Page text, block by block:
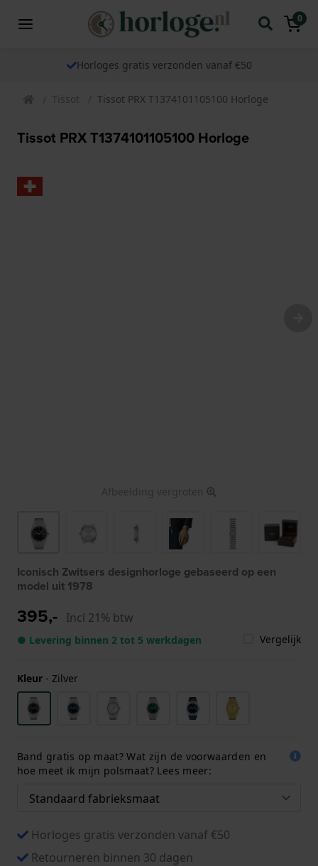
0
Horloges gratis verzonden vanaf €50
Tissot Tissot PRX T1374101105100 Horloge
Tissot PRX T1374101105100 Horloge
Afbeelding vergroten
Iconisch Zwitsers designhorloge gebaseerd op een
model uit 1978
395,- Incl 21% btw
● Levering binnen 2 tot 5 werkdagen Vergelijk
Kleur - Zilver
Band gratis op maat? Wat zijn de voorwaarden en
hoe meet ik mijn polsmaat? Lees meer:
Horloges gratis verzonden vanaf €50
Retourneren binnen 30 dagen